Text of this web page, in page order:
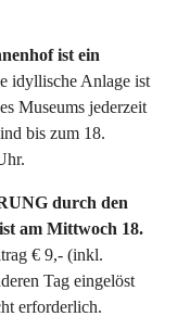
ist ein
idyllische Anlage ist
Museums jederzeit
bis zum 18.
durch den
am Mittwoch 18.
€ 9,- (inkl.
Tag eingelöst
erforderlich.